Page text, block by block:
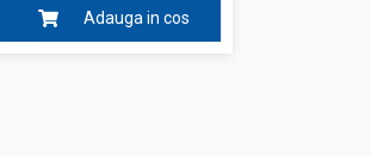
Adauga in cos